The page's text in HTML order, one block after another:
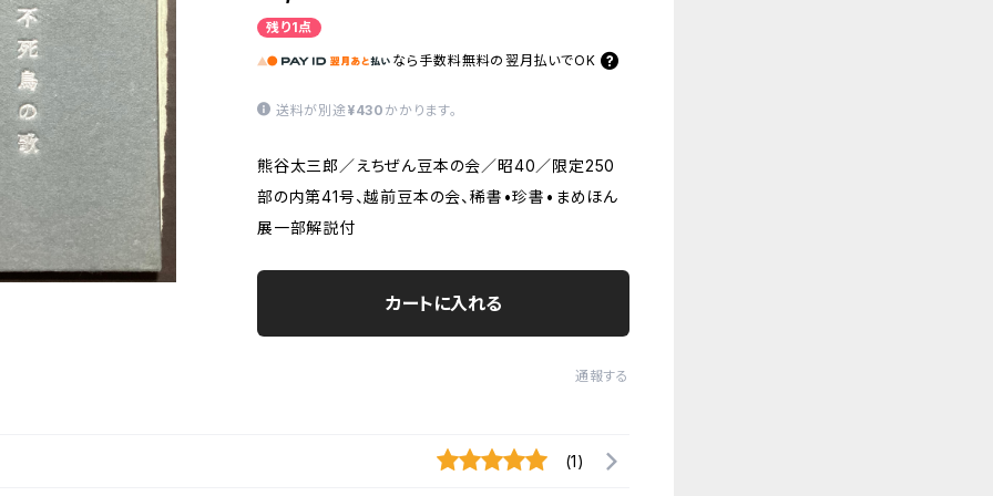
残り1点
なら 手数料無料の 翌月払いでOK
送料が別途 ¥430 かかります。
熊谷太三郎／えちぜん豆本の会／昭40／限定250
部の内第41号、越前豆本の会、稀書•珍書•まめほん
展一部解説付
カートに入れる
通報する
(1)